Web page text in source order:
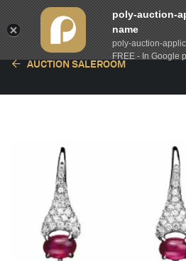
AUCTION SALEROOM
poly-auction-
name
poly-auction-
FREE - In Google